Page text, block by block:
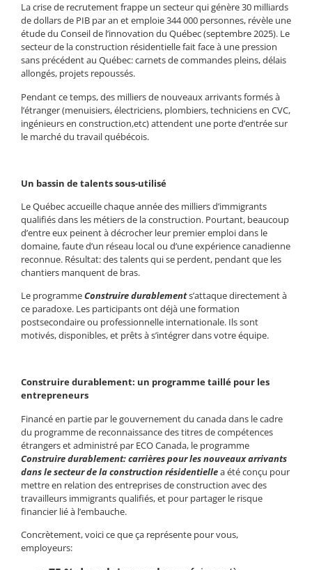
La crise de recrutement frappe un secteur qui génère 30 milliards
de dollars de PIB par an et emploie 344 000 personnes, révèle une
étude du Conseil de l’innovation du Québec (septembre 2025). Le
secteur de la construction résidentielle fait face à une pression
sans précédent au Québec: carnets de commandes pleins, délais
allongés, projets repoussés.
Pendant ce temps, des milliers de nouveaux arrivants formés à
l’étranger (menuisiers, électriciens, plombiers, techniciens en CVC,
ingénieurs en construction,etc) attendent une porte d’entrée sur
le marché du travail québécois.
Un bassin de talents sous-utilisé
Le Québec accueille chaque année des milliers d’immigrants
qualifiés dans les métiers de la construction. Pourtant, beaucoup
d’entre eux peinent à décrocher leur premier emploi dans le
domaine, faute d’un réseau local ou d’une expérience canadienne
reconnue. Résultat: des talents qui se perdent, pendant que les
chantiers manquent de bras.
Le programmeConstruire durablements’attaque directement à
ce paradoxe. Les participants ont déjà une formation
postsecondaire ou professionnelle internationale. Ils sont
motivés, disponibles, et prêts à s’intégrer dans votre équipe.
Construire durablement: un programme taillé pour les
entrepreneurs
Financé en partie par le gouvernement du canada dans le cadre
du programme de reconnaissance des titres de compétences
étrangers et administré par ECO Canada, le programme
Construire durablement: carrières pour les nouveaux arrivants
dans le secteur de la construction résidentiellea été conçu pour
mettre en relation des entreprises de construction avec des
travailleurs immigrants qualifiés, et pour partager le risque
financier lié à l’embauche.
Concrètement, voici ce que ça représente pour vous,
employeurs: